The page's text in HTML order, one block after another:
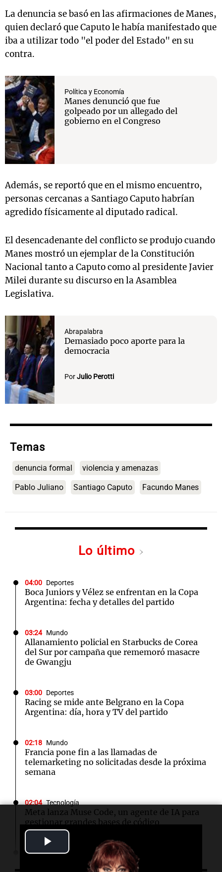
Video
La denuncia se basó en las afirmaciones de Manes,
quien declaró que Caputo le había manifestado que
iba a utilizar todo "el poder del Estado" en su
contra.
Política y Economía
Manes denunció que fue
golpeado por un allegado del
gobierno en el Congreso
Además, se reportó que en el mismo encuentro,
personas cercanas a Santiago Caputo habrían
agredido físicamente al diputado radical.
El desencadenante del conflicto se produjo cuando
Manes mostró un ejemplar de la Constitución
Nacional tanto a Caputo como al presidente Javier
Milei durante su discurso en la Asamblea
Legislativa.
Abrapalabra
Demasiado poco aporte para la
democracia
PorJulio Perotti
Temas
denuncia formal violencia y amenazas
Pablo Juliano Santiago Caputo Facundo Manes
Lo último
04:00 Deportes
Boca Juniors y Vélez se enfrentan en la Copa
Argentina: fecha y detalles del partido
03:24 Mundo
Allanamiento policial en Starbucks de Corea
del Sur por campaña que rememoró masacre
de Gwangju
03:00 Deportes
Racing se mide ante Belgrano en la Copa
Argentina: día, hora y TV del partido
02:18 Mundo
Francia pone fin a las llamadas de
telemarketing no solicitadas desde la próxima
semana
02:04 Tecnología
Meta lanza Muse Code, un agente de IA para
gestionar grandes bases de código
02:03 Tecnología
Travis Kalanick suma a un exejecutivo de Uber